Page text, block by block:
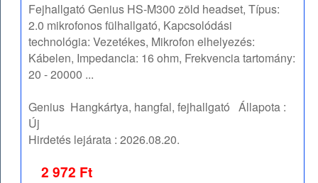
Fejhallgató Genius HS-M300 zöld headset, Típus:
2.0 mikrofonos fülhallgató, Kapcsolódási
technológia: Vezetékes, Mikrofon elhelyezés:
Kábelen, Impedancia: 16 ohm, Frekvencia tartomány:
20 - 20000 ...
Genius Hangkártya, hangfal, fejhallgató Állapota :
Új
Hirdetés lejárata :2026.08.20.
2 972 Ft